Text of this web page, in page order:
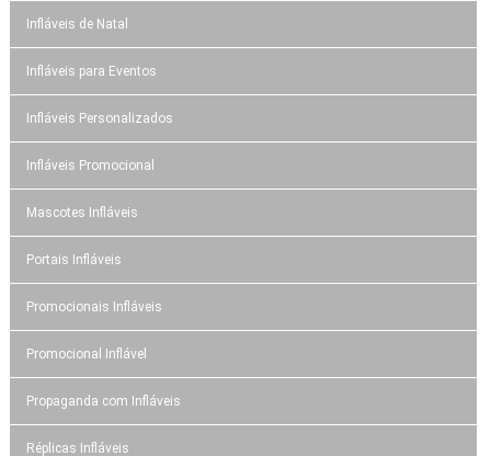
Infláveis de Natal
Infláveis para Eventos
Infláveis Personalizados
Infláveis Promocional
Mascotes Infláveis
Portais Infláveis
Promocionais Infláveis
Promocional Inflável
Propaganda com Infláveis
Réplicas Infláveis